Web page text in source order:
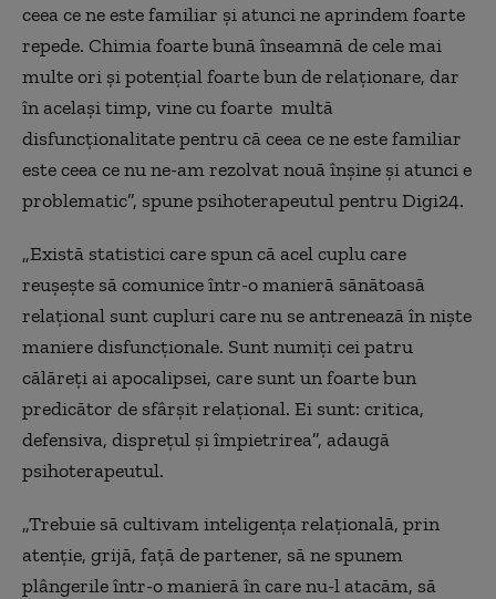
ceea ce ne este familiar și atunci ne aprindem foarte
repede. Chimia foarte bună înseamnă de cele mai
multe ori și potențial foarte bun de relaționare, dar
în același timp, vine cu foarte multă
disfuncționalitate pentru că ceea ce ne este familiar
este ceea ce nu ne-am rezolvat nouă înșine și atunci e
problematic”, spune psihoterapeutul pentru Digi24.
„Există statistici care spun că acel cuplu care
reușește să comunice într-o manieră sănătoasă
relațional sunt cupluri care nu se antrenează în niște
maniere disfuncționale. Sunt numiți cei patru
călăreți ai apocalipsei, care sunt un foarte bun
predicător de sfârșit relațional. Ei sunt: critica,
defensiva, disprețul și împietrirea”, adaugă
psihoterapeutul.
„Trebuie să cultivam inteligența relațională, prin
atenție, grijă, față de partener, să ne spunem
plângerile într-o manieră în care nu-l atacăm, să